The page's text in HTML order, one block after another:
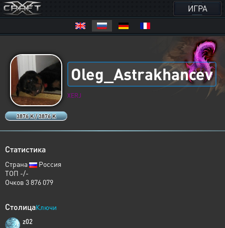
ИГРА
3876 K / 3876 K
Oleg_Astrakhancev
XERJ
Статистика
Страна
Россия
ТОП -/-
Очков 3 876 079
СтолицаКлючи
z02